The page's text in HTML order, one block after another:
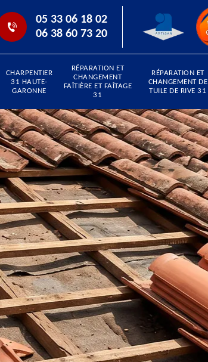
05 33 06 18 02
06 38 60 73 20
CHARPENTIER
31 HAUTE-
GARONNE
RÉPARATION ET
CHANGEMENT
FAÎTIÈRE ET FAÎTAGE
31
RÉPARATION ET
CHANGEMENT DE
TUILE DE RIVE 31